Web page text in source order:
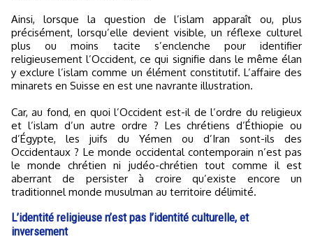
Ainsi, lorsque la question de l’islam apparaît ou, plus
précisément, lorsqu’elle devient visible, un réflexe culturel
plus ou moins tacite s’enclenche pour identifier
religieusement l’Occident, ce qui signifie dans le même élan
y exclure l’islam comme un élément constitutif. L’affaire des
minarets en Suisse en est une navrante illustration.
Car, au fond, en quoi l’Occident est-il de l’ordre du religieux
et l’islam d’un autre ordre ? Les chrétiens d’Éthiopie ou
d’Égypte, les juifs du Yémen ou d’Iran sont-ils des
Occidentaux ? Le monde occidental contemporain n’est pas
le monde chrétien ni judéo-chrétien tout comme il est
aberrant de persister à croire qu’existe encore un
traditionnel monde musulman au territoire délimité.
L’identité religieuse n’est pas l’identité culturelle, et
inversement